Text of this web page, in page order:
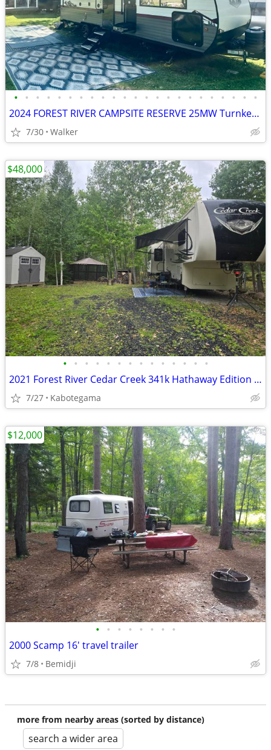
• • • • • • • • • • • • • • • • • • • • • • •
2024 FOREST RIVER CAMPSITE RESERVE 25MW Turnkey Package!
7/30 Walker
• • • • • • • • • • • • • •
2021 Forest River Cedar Creek 341k Hathaway Edition on lake kabetogama
7/27 Kabotegama
$48,000
• • • • • • • •
2000 Scamp 16' travel trailer
7/8 Bemidji
$12,000
more from nearby areas (sorted by distance)
search a wider area